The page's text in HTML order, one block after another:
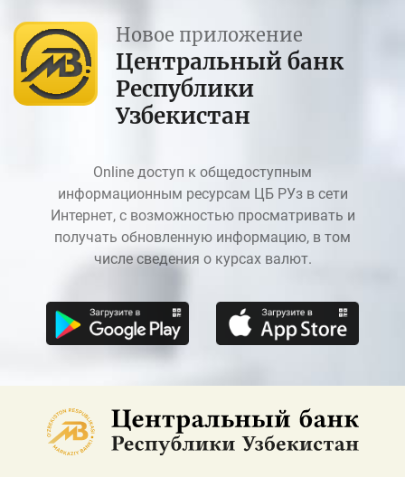
Новое приложение
Центральный банк
Республики
Узбекистан
Online доступ к общедоступным
информационным ресурсам ЦБ РУз в сети
Интернет, с возможностью просматривать и
получать обновленную информацию, в том
числе сведения о курсах валют.